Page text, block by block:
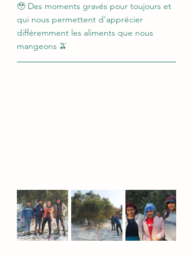
🥹 Des moments gravés pour toujours et
qui nous permettent d'apprécier
différemment les aliments que nous
mangeons 🫒